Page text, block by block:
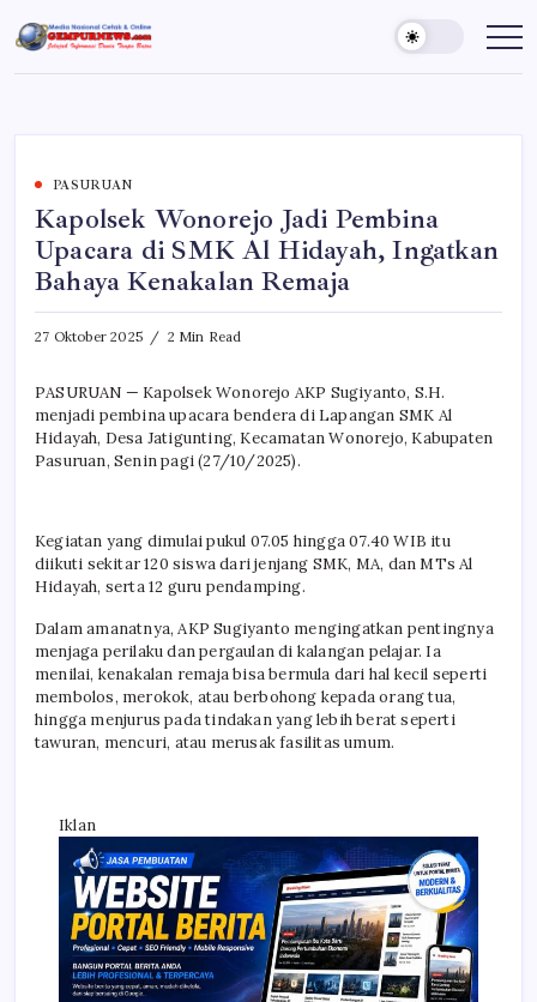
to
content
Gempur
News
Jelajah
Dunia
PASURUAN
Kapolsek Wonorejo Jadi Pembina
Upacara di SMK Al Hidayah, Ingatkan
Bahaya Kenakalan Remaja
27 Oktober 2025 2 Min Read
PASURUAN — Kapolsek Wonorejo AKP Sugiyanto, S.H.
menjadi pembina upacara bendera di Lapangan SMK Al
Hidayah, Desa Jatigunting, Kecamatan Wonorejo, Kabupaten
Pasuruan, Senin pagi (27/10/2025).
Kegiatan yang dimulai pukul 07.05 hingga 07.40 WIB itu
diikuti sekitar 120 siswa dari jenjang SMK, MA, dan MTs Al
Hidayah, serta 12 guru pendamping.
Dalam amanatnya, AKP Sugiyanto mengingatkan pentingnya
menjaga perilaku dan pergaulan di kalangan pelajar. Ia
menilai, kenakalan remaja bisa bermula dari hal kecil seperti
membolos, merokok, atau berbohong kepada orang tua,
hingga menjurus pada tindakan yang lebih berat seperti
tawuran, mencuri, atau merusak fasilitas umum.
Iklan